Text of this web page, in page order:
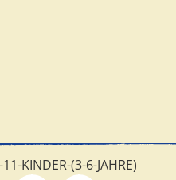
KINDER-(3-6-JAHRE)